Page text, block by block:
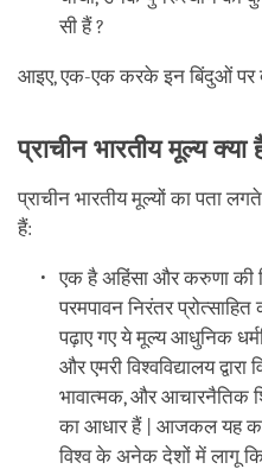
सी हैं ?
आइए, एक-एक करके इन बिंदुओं पर
प्राचीन भारतीय मूल्य क्या
प्राचीन भारतीय मूल्यों का पता
हैं:
एक है अहिंसा और करुणा की
परमपावन निरंतर
पढ़ाए गए ये मूल्य आधुनिक
और एमरी विश्वविद्यालय
भावात्मक, और आचारनैतिक
का आधार हैं | आजकल यह
विश्व के अनेक देशों में लागू